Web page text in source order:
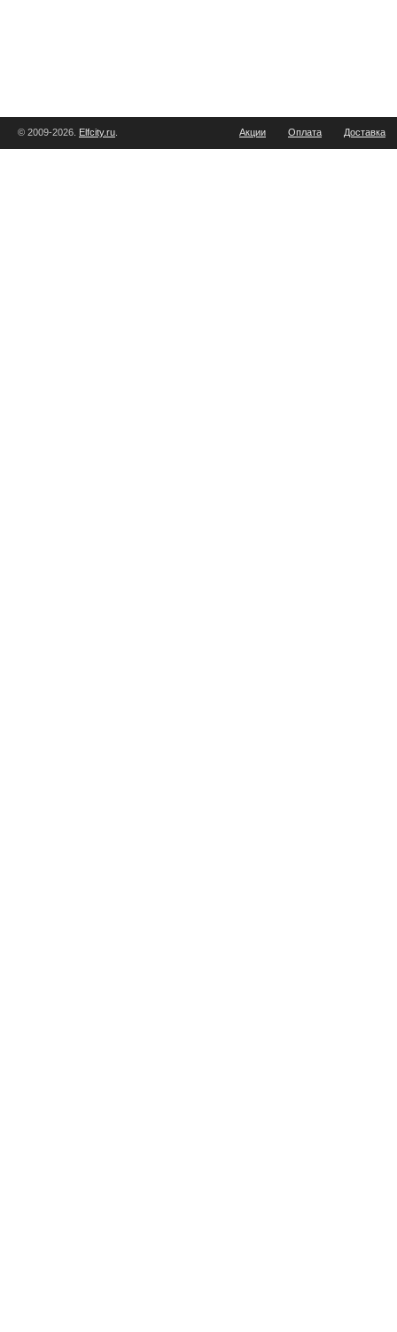
© 2009-2026. Elfcity.ru Акции Оплата Доставка